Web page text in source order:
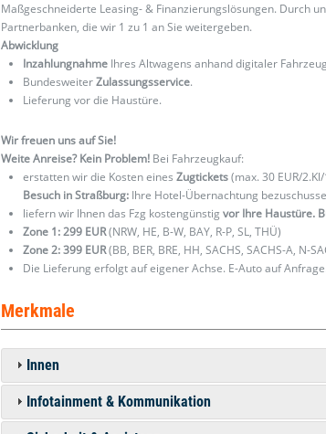
Maßgeschneiderte Leasing- & Finanzierungslösungen. Durch
Partnerbanken, die wir 1 zu 1 an Sie weitergeben.
Abwicklung
Inzahlungnahme Ihres Altwagens anhand digitaler
BundesweiterZulassungsservice.
Lieferung vor die Haustüre.
Wir freuen uns auf Sie!
Weite Anreise? Kein Problem! Bei Fahrzeugkauf:
erstatten wir die Kosten einesZugtickets(max. 30 EUR/
Besuch in Straßburg: Ihre Hotel-Übernachtung
liefern wir Ihnen das Fzg kostengünstigvor Ihre Haustüre.
Zone 1: 299 EUR(NRW, HE, B-W, BAY, R-P, SL, THÜ)
Zone 2: 399 EUR(BB, BER, BRE, HH, SACHS, SACHS-A, N-
Die Lieferung erfolgt auf eigener Achse. E-Auto auf
Merkmale
Innen
Infotainment & Kommunikation